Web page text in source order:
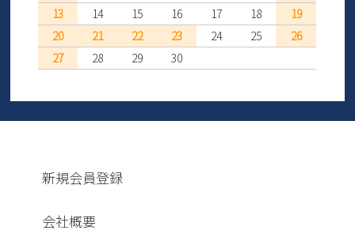
13
14 15 16 17 18
19
20
21 22 23 24 25
26
27
28 29 30
新規会員登録
会社概要